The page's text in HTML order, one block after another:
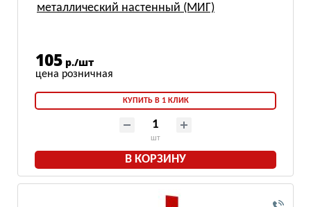
металлический настенный (МИГ)
105 р./шт
КУПИТЬ В 1 КЛИК
шт
В КОРЗИНУ